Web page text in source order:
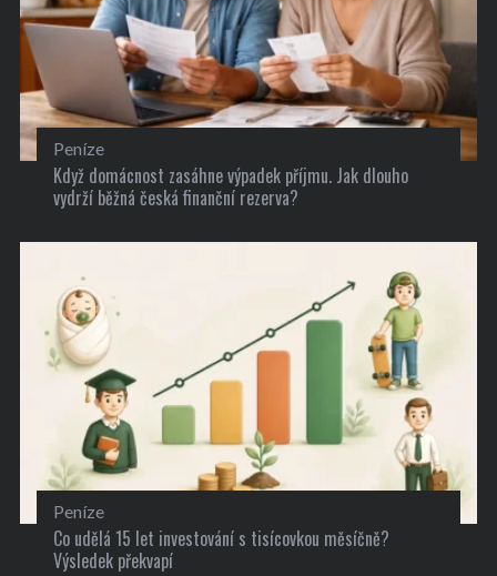
Peníze
Když domácnost zasáhne výpadek příjmu. Jak dlouho
vydrží běžná česká finanční rezerva?
Peníze
Co udělá 15 let investování s tisícovkou měsíčně?
Výsledek překvapí